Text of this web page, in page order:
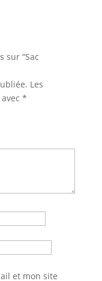
sur “Sac
Les
*
et mon site